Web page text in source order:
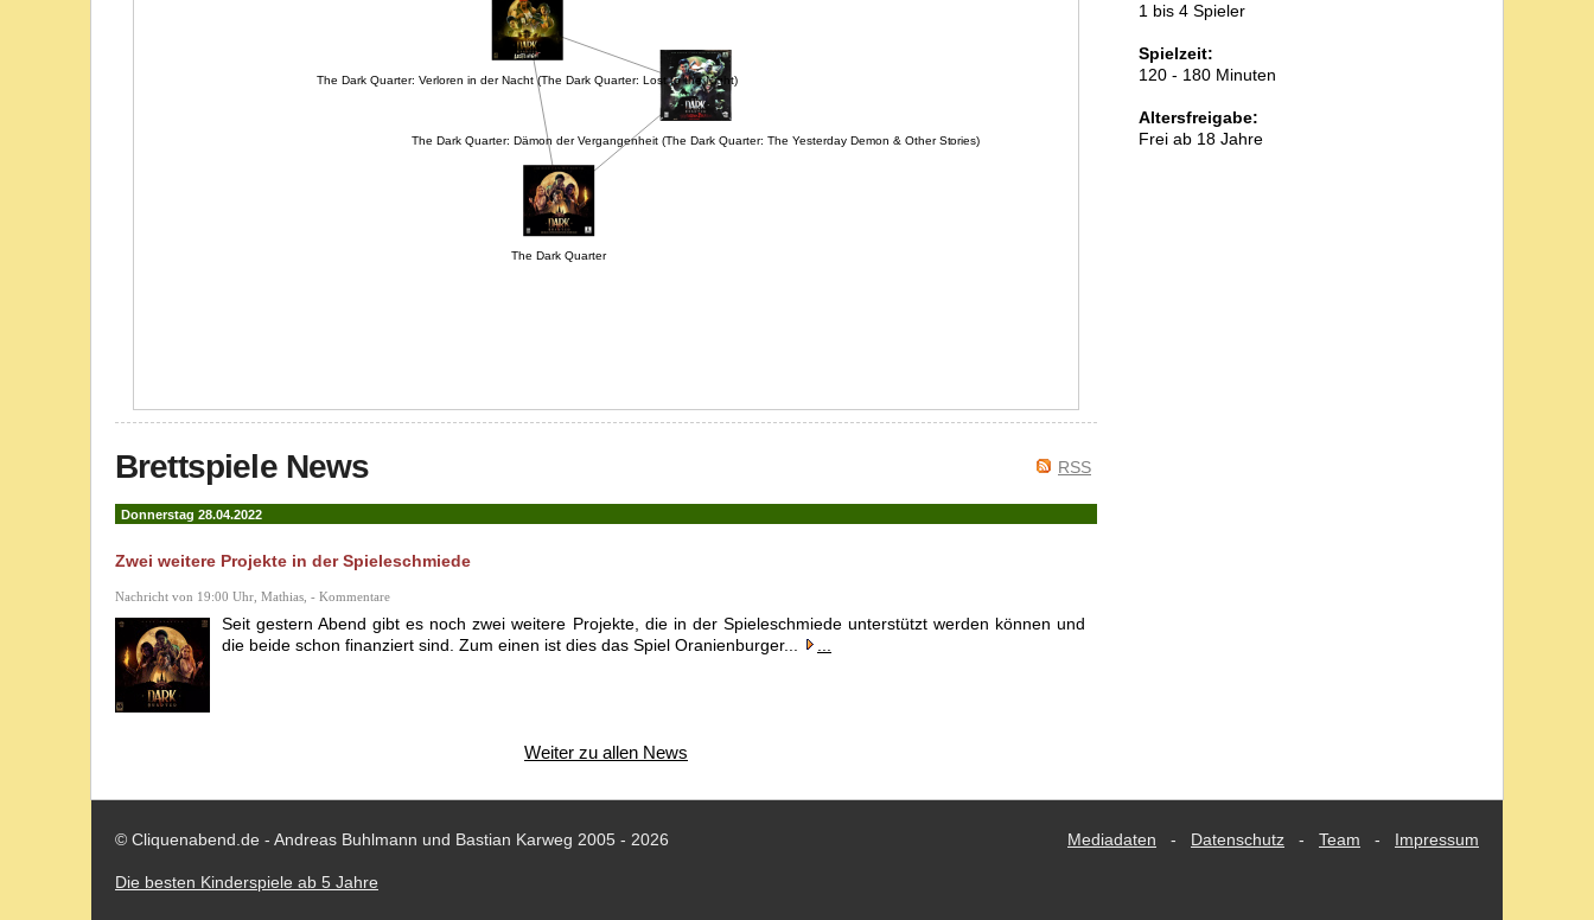
1 bis 4 Spieler
Spielzeit:
120 - 180 Minuten
Altersfreigabe:
Frei ab 18 Jahre
The Dark Quarter
The Dark Quarter: Dämon der Vergangenheit (The Dark Quarter: The Yesterday Demon & Other Stories)
The Dark Quarter: Verloren in der Nacht (The Dark Quarter: Lost to the Night)
RSS
Brettspiele News
Donnerstag 28.04.2022
Zwei weitere Projekte in der Spieleschmiede
Nachricht von 19:00 Uhr, Mathias, - Kommentare
Seit gestern Abend gibt es noch zwei weitere Projekte, die in der Spieleschmiede unterstützt werden können und
die beide schon finanziert sind. Zum einen ist dies das Spiel Oranienburger...
Weiter zu allen News
Mediadaten - Datenschutz - Team - Impressum
© Cliquenabend.de - Andreas Buhlmann und Bastian Karweg 2005 - 2026
Die besten Kinderspiele ab 5 Jahre